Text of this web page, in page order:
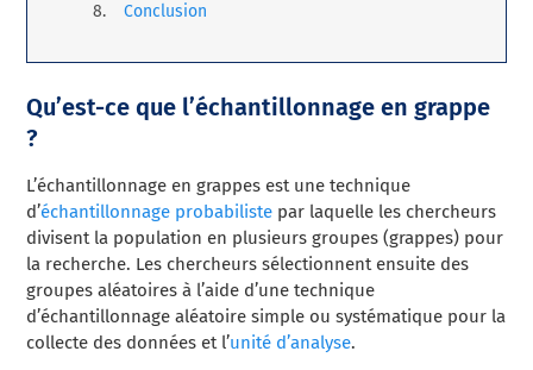
Conclusion
Qu’est-ce que l’échantillonnage en grappe
?
L’échantillonnage en grappes est une technique
d’échantillonnage probabiliste par laquelle les chercheurs
divisent la population en plusieurs groupes (grappes) pour
la recherche. Les chercheurs sélectionnent ensuite des
groupes aléatoires à l’aide d’une technique
d’échantillonnage aléatoire simple ou systématique pour la
collecte des données et l’unité d’analyse.